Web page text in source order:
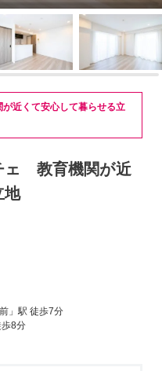
近くて安心して暮らせる立
ェ 教育機関が近
地
」駅 徒歩7分
8分